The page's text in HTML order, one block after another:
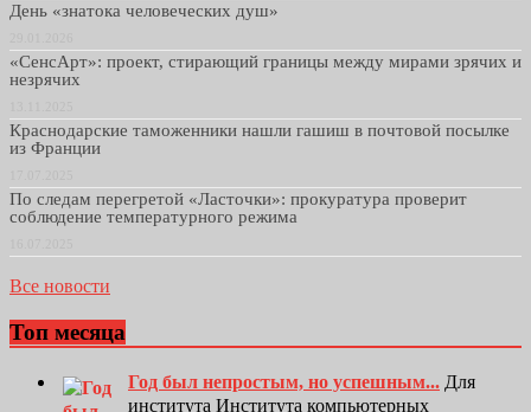
День «знатока человеческих душ»
«СенсАрт»: проект, стирающий границы между мирами зрячих и
незрячих
Краснодарские таможенники нашли гашиш в почтовой посылке
из Франции
По следам перегретой «Ласточки»: прокуратура проверит
соблюдение температурного режима
Все новости
Топ месяца
Год был непростым, но успешным... Для
института Института компьютерных